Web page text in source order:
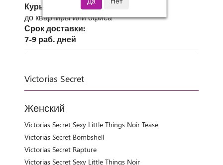
Курьер СДЭК
до квартиры или офиса
Срок доставки:
7-9 раб. дней
Victorias Secret
Женский
Victorias Secret Sexy Little Things Noir Tease
Victorias Secret Bombshell
Victorias Secret Rapture
Victorias Secret Sexy Little Things Noir